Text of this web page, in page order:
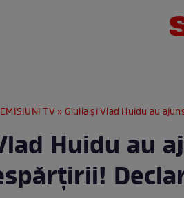
EMISIUNI TV» Giulia și Vlad Huidu au ajuns în pragul despărțirii!
Huidu au